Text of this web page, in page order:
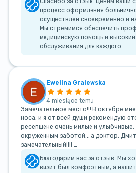
Спасибо за отзыв. Ценим ваши
процесс оформления
осуществлен своевременно и
Мы стремимся обеспечить
медицинскую помощь и высокий
обслуживания для каждого
Ewelina Gralewska
4 miesiące temu
Замечательное место!!! В октябре мне
носа, и я от всей души рекомендую
ресепшене очень милые и улыбчивые,
окруженным заботой... а доктор,
замечательный!!!! …
Благодарим вас за отзыв. Мы
визит был комфортным, а наши